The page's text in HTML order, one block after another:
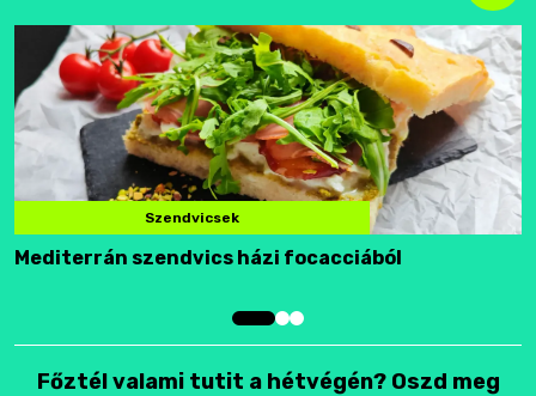
Szendvicsek
Mediterrán szendvics házi focacciából
Főztél valami tutit a hétvégén? Oszd meg